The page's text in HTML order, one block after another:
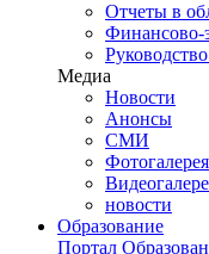
Отчеты в
Финансово-
Медиа
Новости
Анонсы
СМИ
Фотогалерея
новости
Образование
Портал